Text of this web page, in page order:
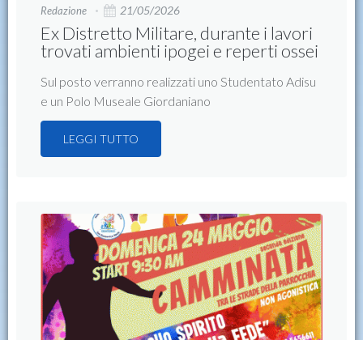
Redazione 21/05/2026
Ex Distretto Militare, durante i lavori
trovati ambienti ipogei e reperti ossei
Sul posto verranno realizzati uno Studentato Adisu
e un Polo Museale Giordaniano
LEGGI TUTTO